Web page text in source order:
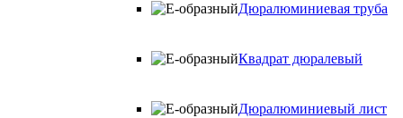
Дюралюминиевая труба
Квадрат дюралевый
Дюралюминиевый лист